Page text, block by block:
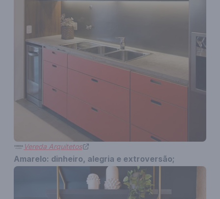
Vereda Arquitetos
Amarelo: dinheiro, alegria e extroversão;